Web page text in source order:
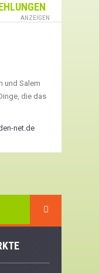
ANZEIGEN
und Salem
die das
net.de